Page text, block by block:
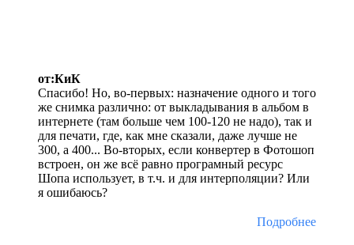
от:КиК
Спасибо! Но, во-первых: назначение одного и того
же снимка различно: от выкладывания в альбом в
интернете (там больше чем 100-120 не надо), так и
для печати, где, как мне сказали, даже лучше не
300, а 400... Во-вторых, если конвертер в Фотошоп
встроен, он же всё равно програмный ресурс
Шопа использует, в т.ч. и для интерполяции? Или
я ошибаюсь?
Подробнее